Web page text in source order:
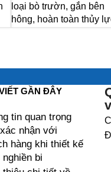
loại bò trườn, gắn bên
hông, hoàn toàn thủy
GẦN ĐÂY
tin quan trọng
nhận với
hàng khi thiết kế
nghiền bi